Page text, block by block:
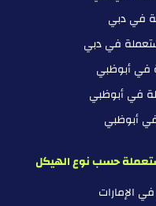
في دبي
في دبي
في أبوظبي
في أبوظبي
أبوظبي
حسب نوع الهيكل
في الإمارات